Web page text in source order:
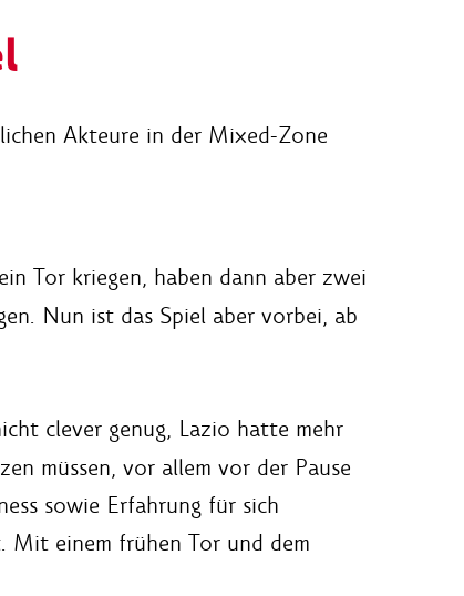
Akteure in der Mixed-Zone
Tor kriegen, haben dann aber zwei
Nun ist das Spiel aber vorbei, ab
clever genug, Lazio hatte mehr
müssen, vor allem vor der Pause
sowie Erfahrung für sich
Mit einem frühen Tor und dem